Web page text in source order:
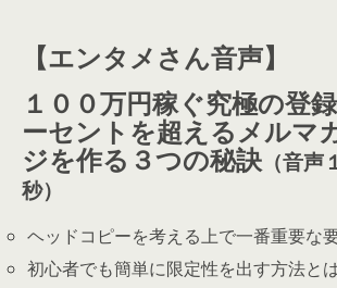
【エンタメさん音声】
１００万円稼ぐ究極の登
ーセントを超えるメルマ
ジを作る３つの秘訣 （音声
秒）
ヘッドコピーを考える上で一番重要な
初心者でも簡単に限定性を出す方法と